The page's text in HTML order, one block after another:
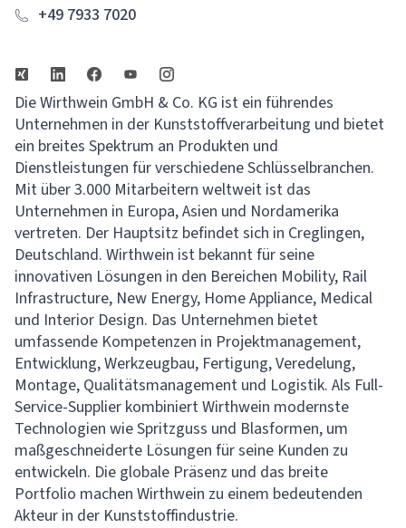
+49 7933 7020
Die Wirthwein GmbH & Co. KG ist ein führendes
Unternehmen in der Kunststoffverarbeitung und bietet
ein breites Spektrum an Produkten und
Dienstleistungen für verschiedene Schlüsselbranchen.
Mit über 3.000 Mitarbeitern weltweit ist das
Unternehmen in Europa, Asien und Nordamerika
vertreten. Der Hauptsitz befindet sich in Creglingen,
Deutschland. Wirthwein ist bekannt für seine
innovativen Lösungen in den Bereichen Mobility, Rail
Infrastructure, New Energy, Home Appliance, Medical
und Interior Design. Das Unternehmen bietet
umfassende Kompetenzen in Projektmanagement,
Entwicklung, Werkzeugbau, Fertigung, Veredelung,
Montage, Qualitätsmanagement und Logistik. Als Full-
Service-Supplier kombiniert Wirthwein modernste
Technologien wie Spritzguss und Blasformen, um
maßgeschneiderte Lösungen für seine Kunden zu
entwickeln. Die globale Präsenz und das breite
Portfolio machen Wirthwein zu einem bedeutenden
Akteur in der Kunststoffindustrie.